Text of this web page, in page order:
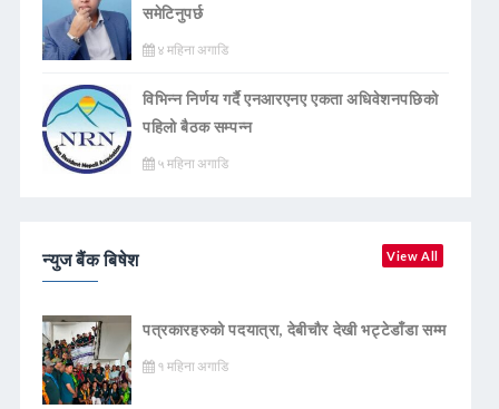
समेटिनुपर्छ
४ महिना अगाडि
विभिन्न निर्णय गर्दै एनआरएनए एकता अधिवेशनपछिको
पहिलो बैठक सम्पन्न
५ महिना अगाडि
न्युज बैंक बिषेश View All
पत्रकारहरुको पदयात्रा, देबीचौर देखी भट्टेडाँडा सम्म
१ महिना अगाडि